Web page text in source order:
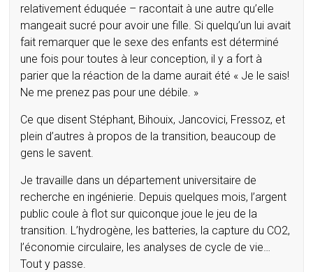
relativement éduquée – racontait à une autre qu’elle
mangeait sucré pour avoir une fille. Si quelqu’un lui avait
fait remarquer que le sexe des enfants est déterminé
une fois pour toutes à leur conception, il y a fort à
parier que la réaction de la dame aurait été « Je le sais!
Ne me prenez pas pour une débile. »
Ce que disent Stéphant, Bihouix, Jancovici, Fressoz, et
plein d’autres à propos de la transition, beaucoup de
gens le savent.
Je travaille dans un département universitaire de
recherche en ingénierie. Depuis quelques mois, l’argent
public coule à flot sur quiconque joue le jeu de la
transition. L’hydrogène, les batteries, la capture du CO2,
l’économie circulaire, les analyses de cycle de vie…
Tout y passe.